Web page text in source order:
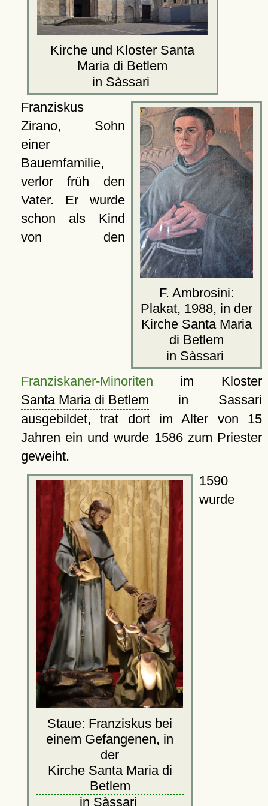
Kirche und Kloster Santa
Maria di Betlem
in Sàssari
F. Ambrosini:
Plakat, 1988, in der
Kirche Santa Maria
di Betlem
in Sàssari
Franziskus
Zirano, Sohn
einer
Bauernfamilie,
verlor früh den
Vater. Er wurde
schon als Kind
von den
Franziskaner-Minoriten im Kloster
Santa Maria di Betlem in Sassari
ausgebildet, trat dort im Alter von 15
Jahren ein und wurde 1586 zum Priester
geweiht.
Staue: Franziskus bei
einem Gefangenen, in
der
Kirche Santa Maria di
Betlem
in Sàssari
1590
wurde